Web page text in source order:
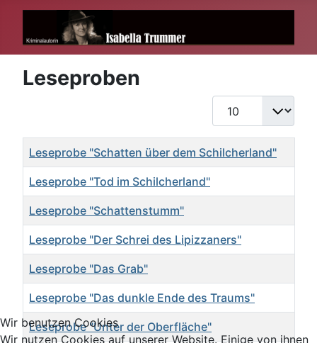
Leseproben
Anzeige #
Titel
Leseprobe "Schatten über dem Schilcherland"
Leseprobe "Tod im Schilcherland"
Leseprobe "Schattenstumm"
Leseprobe "Der Schrei des Lipizzaners"
Leseprobe "Das Grab"
Leseprobe "Das dunkle Ende des Traums"
Leseprobe "Unter der Oberfläche"
Wir benutzen Cookies
Wir nutzen Cookies auf unserer Website. Einige von ihnen